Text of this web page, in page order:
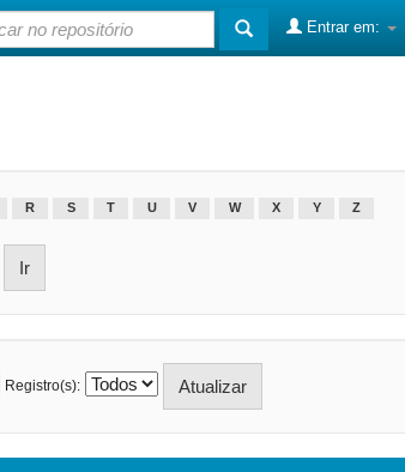
Entrar em:
R S T U V W X Y Z
Registro(s):